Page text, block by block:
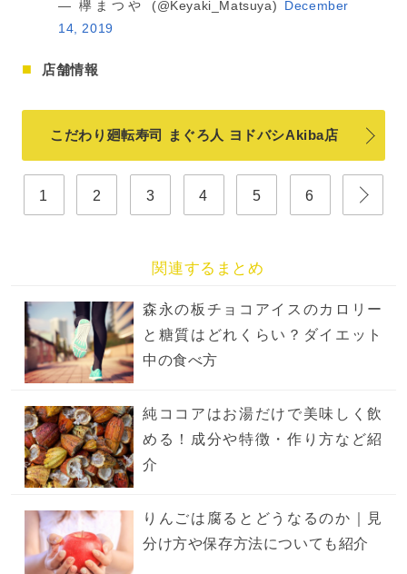
— 欅まつや (@Keyaki_Matsuya) December
14, 2019
店舗情報
こだわり廻転寿司 まぐろ人 ヨドバシAkiba店
1 2 3 4 5 6
関連するまとめ
森永の板チョコアイスのカロリー
と糖質はどれくらい？ダイエット
中の食べ方
純ココアはお湯だけで美味しく飲
める！成分や特徴・作り方など紹
介
りんごは腐るとどうなるのか｜見
分け方や保存方法についても紹介